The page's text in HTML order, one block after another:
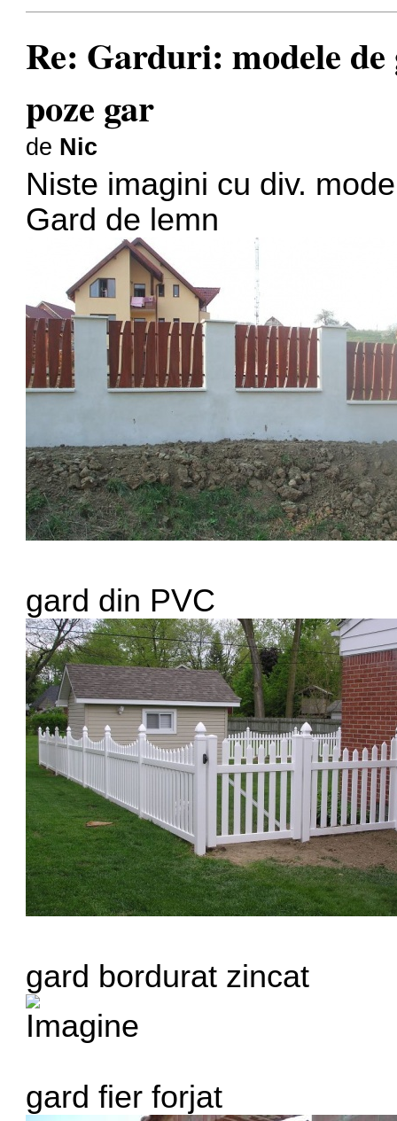
Re: Garduri: modele
poze gar
de Nic
Niste imagini cu div.
Gard de lemn
gard din PVC
gard bordurat zincat
gard fier forjat